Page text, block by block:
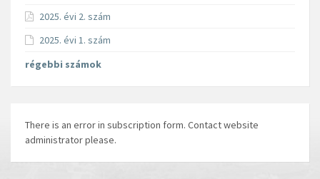
2025. évi 2. szám
2025. évi 1. szám
régebbi számok
There is an error in subscription form. Contact website
administrator please.